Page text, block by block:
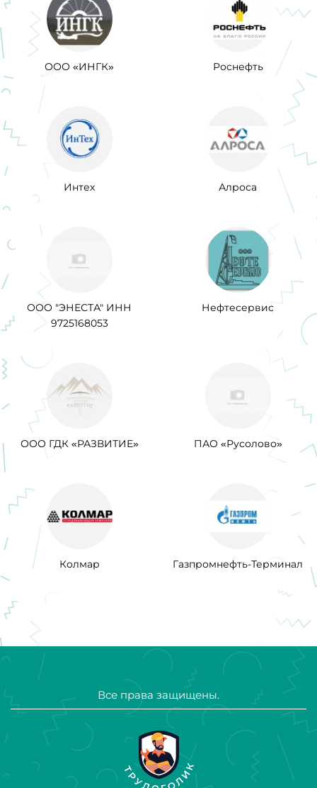
ООО «ИНГК» Роснефть
Интех Алроса
ООО "ЭНЕСТА" ИНН
9725168053
Нефтесервис
ООО ГДК «РАЗВИТИЕ» ПАО «Русолово»
Колмар Газпромнефть-Терминал
Все права защищены.